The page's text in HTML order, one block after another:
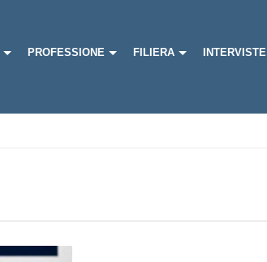
PROFESSIONE FILIERA INTERVISTE